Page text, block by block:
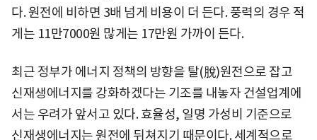
다. 원전에 비하면 3배 넘게 비용이 더 든다. 풍력의 경우 적
게는 11만7000원 많게는 17만원 가까이 든다.
최근 정부가 에너지 정책의 방향을 탈(脫)원전으로 잡고
신재생에너지를 강화하겠다는 기조를 내놓자 건설업계에
서는 우려가 앞서고 있다. 효율성, 일명 가성비 기준으로
신재생에너지는 원전에 뒤쳐지기 때문이다. 세계적으로